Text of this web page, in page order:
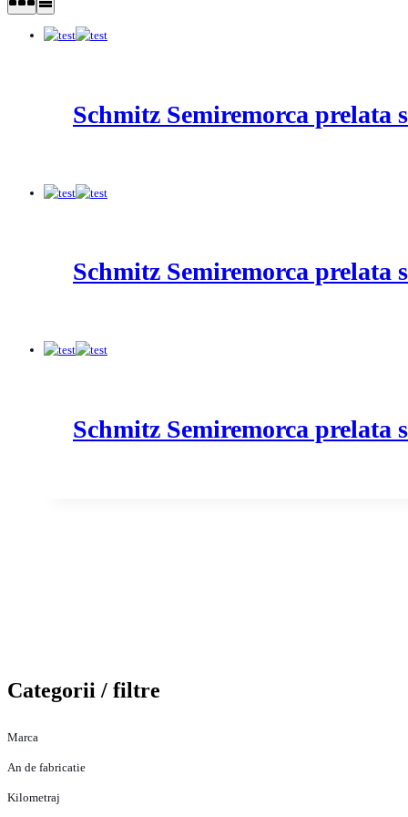
Schmitz Semiremorca
Schmitz Semiremorca
Schmitz Semiremorca
Categorii / filtre
Marca
An de fabricatie
Kilometraj